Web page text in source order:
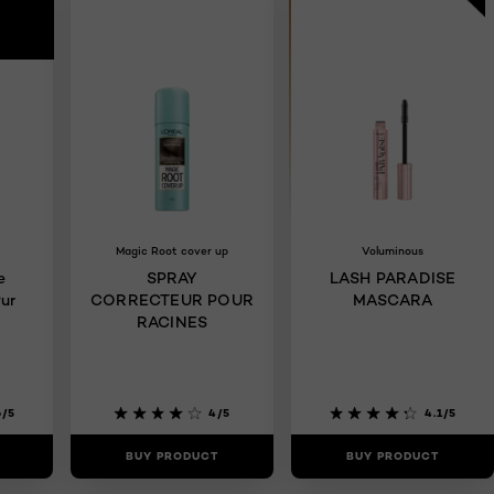
5
Magic Root cover up
SPRAY
CORRECTEUR POUR
RACINES
4/5
BUY PRODUCT
Voluminous
LASH PARADISE
MASCARA
4.1/5
BUY PRODUCT